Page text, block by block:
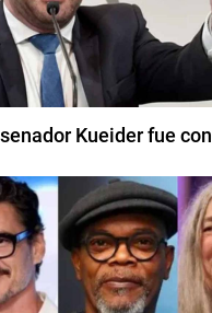
Kueider fue